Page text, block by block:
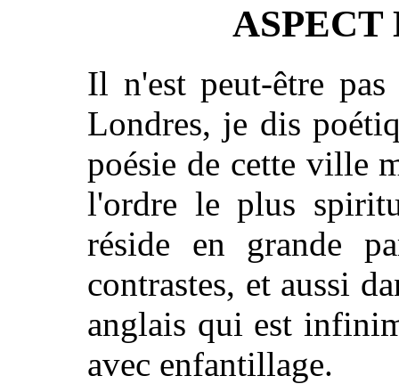
ASPECT
Il n'est peut-être
Londres, je dis
poésie de cette ville
l'ordre le plus
réside en grande
contrastes, et aussi
anglais qui est
avec enfantillage.